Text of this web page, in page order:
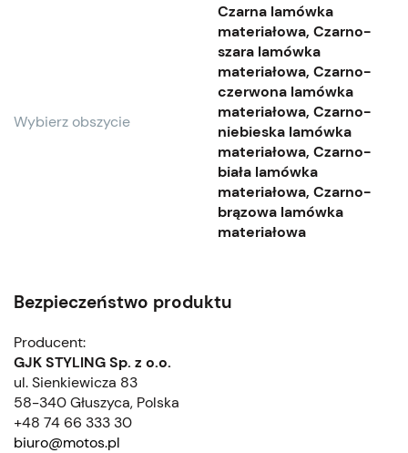
Wybierz obszycie
Czarna lamówka
materiałowa, Czarno-
szara lamówka
materiałowa, Czarno-
czerwona lamówka
materiałowa, Czarno-
niebieska lamówka
materiałowa, Czarno-
biała lamówka
materiałowa, Czarno-
brązowa lamówka
materiałowa
Bezpieczeństwo produktu
Producent:
GJK STYLING Sp. z o.o.
ul. Sienkiewicza 83
58-340 Głuszyca, Polska
+48 74 66 333 30
biuro@motos.pl